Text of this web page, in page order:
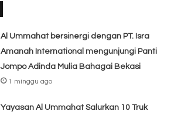
Al Ummahat bersinergi dengan PT. Isra
Amanah International mengunjungi Panti
Jompo Adinda Mulia Bahagai Bekasi
1 minggu ago
Yayasan Al Ummahat Salurkan 10 Truk